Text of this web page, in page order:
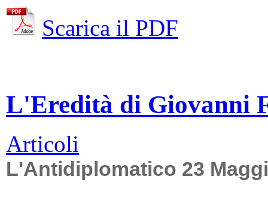
Scarica il PDF
L'Eredità di Giovanni
Articoli
L'Antidiplomatico 23